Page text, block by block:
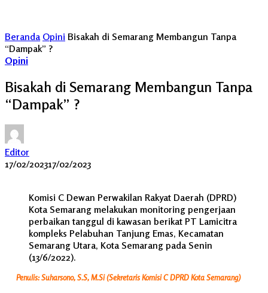
Beranda Opini Bisakah di Semarang Membangun Tanpa
“Dampak” ?
Opini
Bisakah di Semarang Membangun Tanpa
“Dampak” ?
Editor
17/02/202317/02/2023
Komisi C Dewan Perwakilan Rakyat Daerah (DPRD)
Kota Semarang melakukan monitoring pengerjaan
perbaikan tanggul di kawasan berikat PT Lamicitra
kompleks Pelabuhan Tanjung Emas, Kecamatan
Semarang Utara, Kota Semarang pada Senin
(13/6/2022).
Penulis: Suharsono, S.S, M.Si (Sekretaris Komisi C DPRD Kota Semarang)